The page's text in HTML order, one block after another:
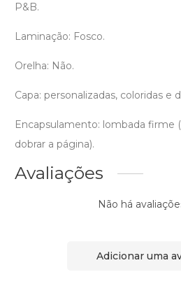
P&B.
Laminação: Fosco.
Orelha: Não.
Capa: personalizadas, coloridas e
Encapsulamento: lombada firme
dobrar a página).
Avaliações
Não há
Adicionar uma